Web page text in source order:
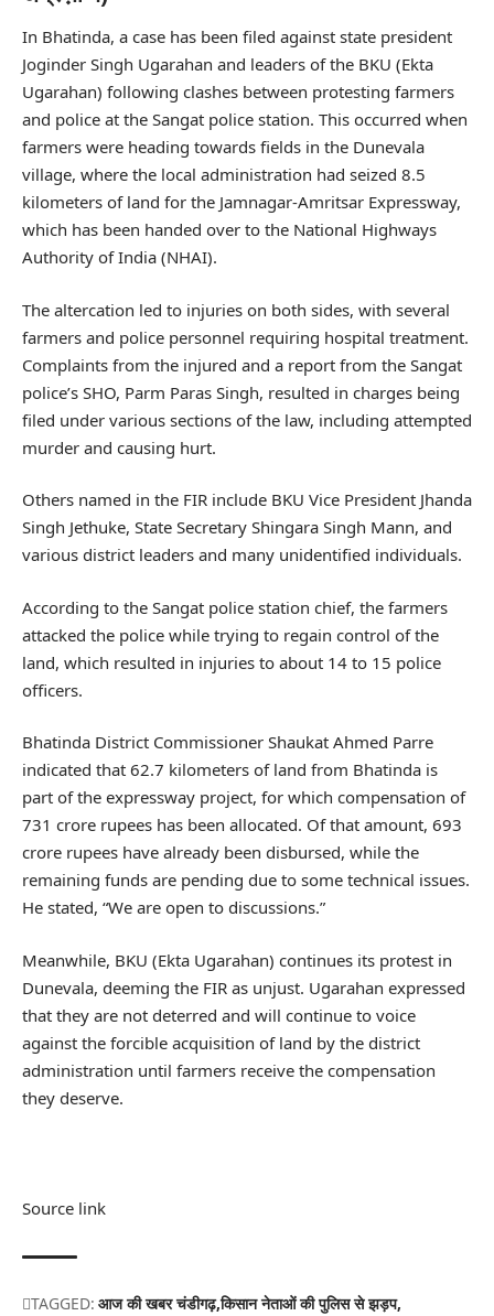
In Bhatinda, a case has been filed against state president
Joginder Singh Ugarahan and leaders of the BKU (Ekta
Ugarahan) following clashes between protesting farmers
and police at the Sangat police station. This occurred when
farmers were heading towards fields in the Dunevala
village, where the local administration had seized 8.5
kilometers of land for the Jamnagar-Amritsar Expressway,
which has been handed over to the National Highways
Authority of India (NHAI).
The altercation led to injuries on both sides, with several
farmers and police personnel requiring hospital treatment.
Complaints from the injured and a report from the Sangat
police’s SHO, Parm Paras Singh, resulted in charges being
filed under various sections of the law, including attempted
murder and causing hurt.
Others named in the FIR include BKU Vice President Jhanda
Singh Jethuke, State Secretary Shingara Singh Mann, and
various district leaders and many unidentified individuals.
According to the Sangat police station chief, the farmers
attacked the police while trying to regain control of the
land, which resulted in injuries to about 14 to 15 police
officers.
Bhatinda District Commissioner Shaukat Ahmed Parre
indicated that 62.7 kilometers of land from Bhatinda is
part of the expressway project, for which compensation of
731 crore rupees has been allocated. Of that amount, 693
crore rupees have already been disbursed, while the
remaining funds are pending due to some technical issues.
He stated, “We are open to discussions.”
Meanwhile, BKU (Ekta Ugarahan) continues its protest in
Dunevala, deeming the FIR as unjust. Ugarahan expressed
that they are not deterred and will continue to voice
against the forcible acquisition of land by the district
administration until farmers receive the compensation
they deserve.
Source link
TAGGED: आज की खबर चंडीगढ़ किसान नेताओं की पुलिस से झड़प